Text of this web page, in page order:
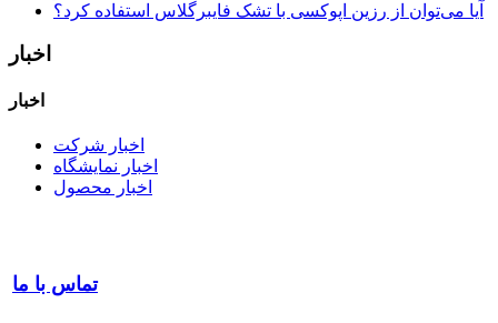
آیا می‌توان از رزین اپوکسی با تشک فایبرگلاس استفاده کرد؟
اخبار
اخبار
اخبار شرکت
اخبار نمایشگاه
اخبار محصول
تماس با ما